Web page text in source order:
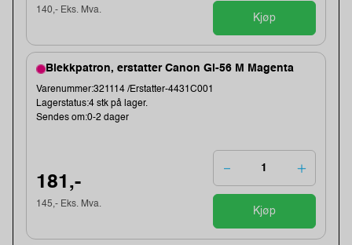
140,- Eks. Mva.
Kjøp
Blekkpatron, erstatter Canon Gi-56 M Magenta
Varenummer:321114 /Erstatter-4431C001
Lagerstatus:4 stk på lager.
Sendes om:0-2 dager
181,-
145,- Eks. Mva.
Kjøp